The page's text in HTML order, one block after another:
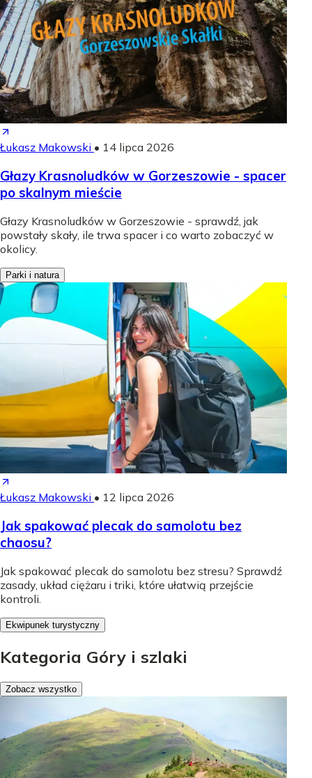
Łukasz Makowski • 14 lipca 2026
Głazy Krasnoludków w Gorzeszowie - spacer
po skalnym mieście
Głazy Krasnoludków w Gorzeszowie - sprawdź, jak
powstały skały, ile trwa spacer i co warto zobaczyć w
okolicy.
Parki i natura
Łukasz Makowski • 12 lipca 2026
Jak spakować plecak do samolotu bez
chaosu?
Jak spakować plecak do samolotu bez stresu? Sprawdź
zasady, układ ciężaru i triki, które ułatwią przejście
kontroli.
Ekwipunek turystyczny
Kategoria Góry i szlaki
Zobacz wszystko